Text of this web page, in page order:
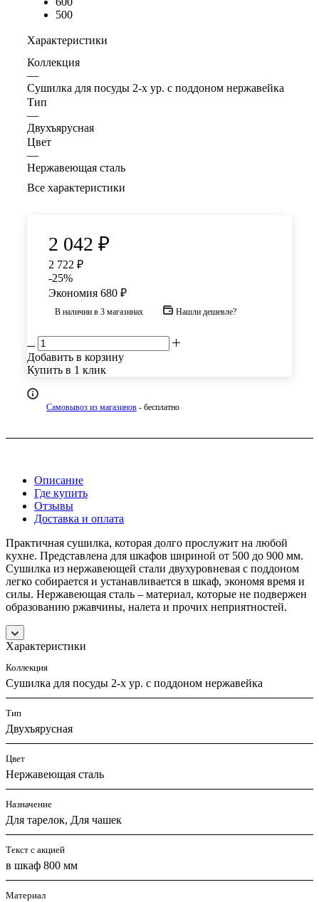
500
Характеристики
Коллекция
—
Сушилка для посуды 2-х ур. с поддоном нержавейка
Тип
—
Двухъярусная
Цвет
—
Нержавеющая сталь
Все характеристики
2 042 ₽
2 722 ₽
-25%
Экономия 680 ₽
В наличии в 3 магазинах Нашли дешевле?
Добавить в корзину
Купить в 1 клик
Самовывоз из магазинов - бесплатно
Описание
Где купить
Отзывы
Доставка и оплата
Практичная сушилка, которая долго прослужит на любой
кухне. Представлена для шкафов шириной от 500 до 900 мм.
Сушилка из нержавеющей стали двухуровневая с поддоном
легко собирается и устанавливается в шкаф, экономя время и
силы. Нержавеющая сталь – материал, которые не подвержен
образованию ржавчины, налета и прочих неприятностей.
Характеристики
Коллекция
Сушилка для посуды 2-х ур. с поддоном нержавейка
Тип
Двухъярусная
Цвет
Нержавеющая сталь
Назначение
Для тарелок, Для чашек
Текст с акцией
в шкаф 800 мм
Материал